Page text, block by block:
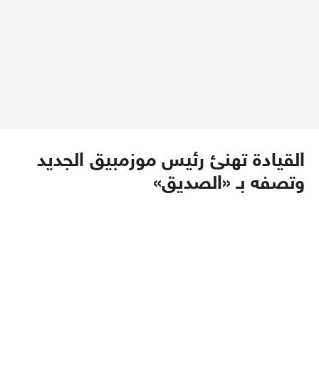
القيادة تهنئ رئيس موزمبيق الجديد
وتصفه بـ «الصديق»